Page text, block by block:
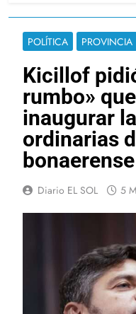
POLÍTICA PROVINCIA
Kicillof
rumbo»
inaugurar
ordinarias
bonaerense
Diario EL SOL 5